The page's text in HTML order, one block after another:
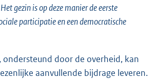
gezin is op deze manier de eerste
participatie en een democratische
ondersteund door de overheid, kan
aanvullende bijdrage leveren.